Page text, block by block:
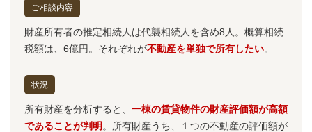
ご相談内容
財産所有者の推定相続人は代襲相続人を含め8人。概算相続
税額は、6億円。それぞれが不動産を単独で所有したい。
状況
所有財産を分析すると、 一棟の賃貸物件の財産評価額が高額
であることが判明 。所有財産うち、１つの不動産の評価額が